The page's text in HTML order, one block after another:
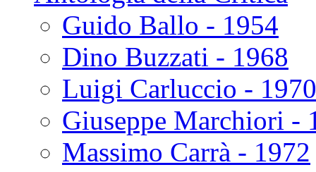
Guido Ballo - 1954
Dino Buzzati - 1968
Luigi Carluccio - 1970
Giuseppe Marchiori -
Massimo Carrà - 1972